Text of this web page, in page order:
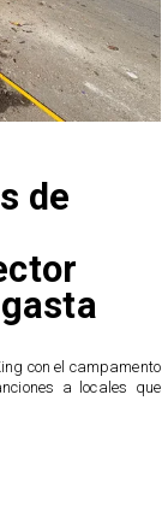
no
de
más bajos
de Salud, donde